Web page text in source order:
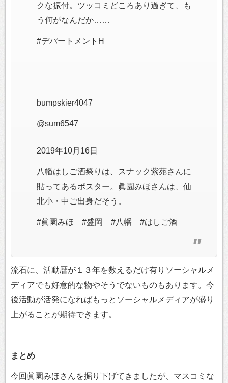
クな振付。ツッコミどころあり過ぎて、も
う何がなんだか……
#デパートメントH
bumpskier4047
@sum6547
2019年10月16日
八幡はしご酒祭りは、スナック紫苑さんに
貼ってあるポスター。眞園みほさんは、仙
北小・中ご出身だそう。
#眞園みほ #盛岡 #八幡 #はしご酒
流石に、活動暦が１３年を数えるだけ有りソーシャルメ
ディアでも好意的な物やそうでないものもあります。今
後活動が活発になればもっとソーシャルメディアが盛り
上がることが期待できます。
まとめ
今回眞園みほさんを掘り下げてきましたが、マスコミな